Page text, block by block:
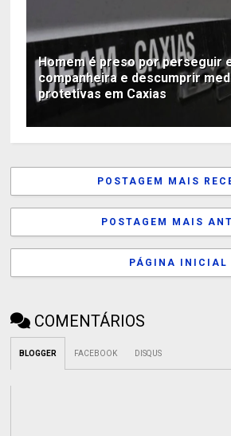
Homem é preso por perseguir
companheira e descumprir
protetivas em Caxias
POSTAGEM MAIS
POSTAGEM MAIS
PÁGINA INICIAL
COMENTÁRIOS
BLOGGER FACEBOOK DISQUS